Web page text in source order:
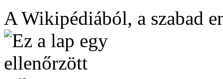
A Wikipédiából, a szabad